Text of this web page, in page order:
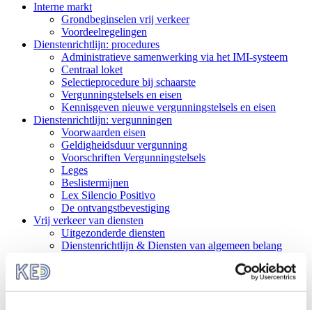
Interne markt
Grondbeginselen vrij verkeer
Voordeelregelingen
Dienstenrichtlijn: procedures
Administratieve samenwerking via het IMI-systeem
Centraal loket
Selectieprocedure bij schaarste
Vergunningstelsels en eisen
Kennisgeven nieuwe vergunningstelsels en eisen
Dienstenrichtlijn: vergunningen
Voorwaarden eisen
Geldigheidsduur vergunning
Voorschriften Vergunningstelsels
Leges
Beslistermijnen
Lex Silencio Positivo
De ontvangstbevestiging
Vrij verkeer van diensten
Uitgezonderde diensten
Dienstenrichtlijn & Diensten van algemeen belang
Vrij verkeer van personen
EU-burgerschap